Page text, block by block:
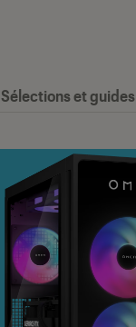
Sélections et guides